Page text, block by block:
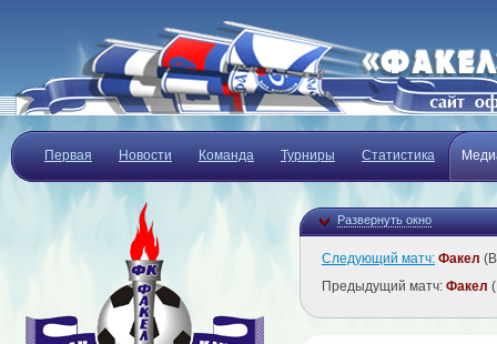
Первая Новости Команда Турниры Статистика
Развернуть окно
Следующий матч: Факел
Предыдущий матч: Факел